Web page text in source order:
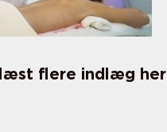
flere indlæg her